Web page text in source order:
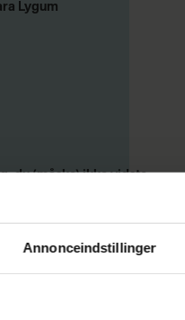
Annonceindstillinger
Lygum
du (måske) ikke vidste